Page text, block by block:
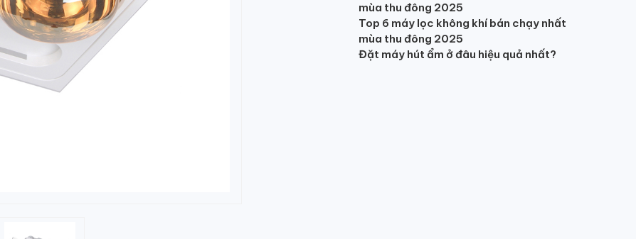
mùa thu đông 2025
Top 6 máy lọc không khí bán chạy nhất
mùa thu đông 2025
Đặt máy hút ẩm ở đâu hiệu quả nhất?